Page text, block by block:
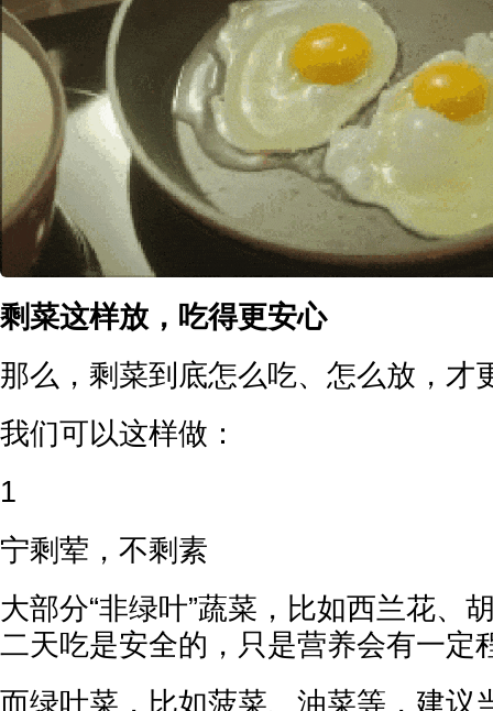
剩菜这样放，吃得更安心
那么，剩菜到底怎么吃、怎么放，才
我们可以这样做：
1
宁剩荤，不剩素
大部分“非绿叶”蔬菜，比如西兰花、
二天吃是安全的，只是营养会有一定
而绿叶菜，比如菠菜、油菜等，建议